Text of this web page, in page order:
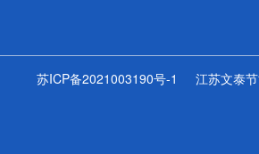
苏ICP备2021003190号-1 江苏文泰节